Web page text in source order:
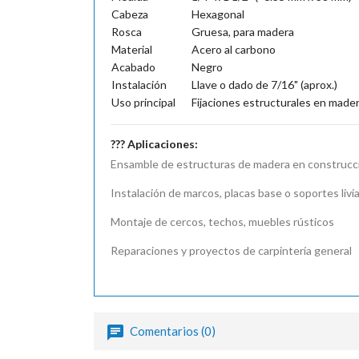
Cabeza
Hexagonal
Rosca
Gruesa, para madera
Material
Acero al carbono
Acabado
Negro
Instalación
Llave o dado de 7/16" (aprox.)
Uso principal
Fijaciones estructurales en
??? Aplicaciones:
Ensamble de estructuras de madera en
Instalación de marcos, placas base o soportes
Montaje de cercos, techos, muebles rústicos
Reparaciones y proyectos de carpintería general
Comentarios (0)